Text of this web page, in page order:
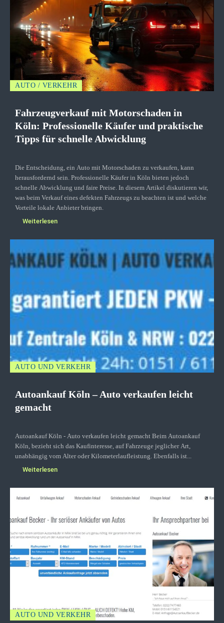
AUTO / VERKEHR
Fahrzeugverkauf mit Motorschaden in
Köln: Professionelle Käufer und praktische
Tipps für schnelle Abwicklung
Die Entscheidung, ein Auto mit Motorschaden zu verkaufen, kann
herausfordernd sein. Professionelle Käufer in Köln bieten jedoch
schnelle Abwicklung und faire Preise. In diesem Artikel diskutieren wir,
was beim Verkauf eines defekten Fahrzeugs zu beachten ist und welche
Vorteile lokale Anbieter bringen.
Weiterlesen
AUTO UND VERKEHR
Autoankauf Köln – Auto verkaufen leicht
gemacht
Autoankauf Köln - Auto verkaufen leicht gemacht Beim Autoankauf
Köln, bezieht sich das Kaufinteresse, auf Fahrzeuge jeglicher Art,
unabhängig vom Alter oder Kilometerlaufleistung. Ebenfalls ist...
Weiterlesen
AUTO UND VERKEHR